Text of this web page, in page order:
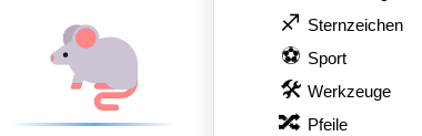
♐ Sternzeichen
⚽ Sport
🛠 Werkzeuge
🔀 Pfeile